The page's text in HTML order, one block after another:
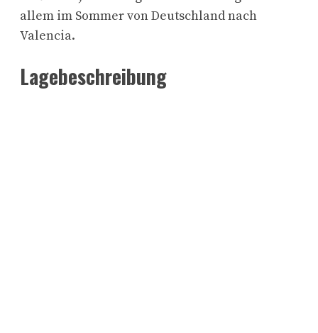
allem im Sommer von Deutschland nach
Valencia.
Lagebeschreibung